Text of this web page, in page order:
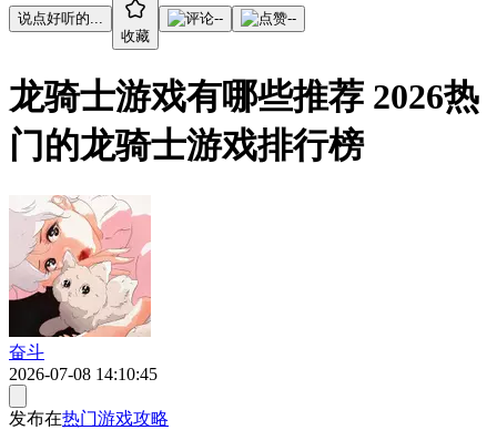
说点好听的...
收藏
-- --
龙骑士游戏有哪些推荐 2026热
门的龙骑士游戏排行榜
奋斗
2026-07-08 14:10:45
发布在热门游戏攻略